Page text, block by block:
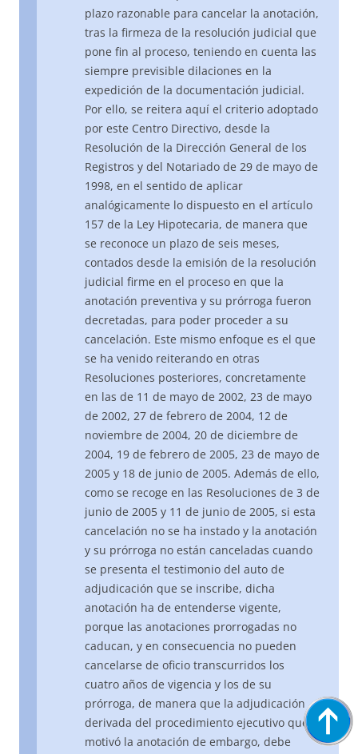
plazo razonable para cancelar la anotación,
tras la firmeza de la resolución judicial que
pone fin al proceso, teniendo en cuenta las
siempre previsible dilaciones en la
expedición de la documentación judicial.
Por ello, se reitera aquí el criterio adoptado
por este Centro Directivo, desde la
Resolución de la Dirección General de los
Registros y del Notariado de 29 de mayo de
1998, en el sentido de aplicar
analógicamente lo dispuesto en el artículo
157 de la Ley Hipotecaria, de manera que
se reconoce un plazo de seis meses,
contados desde la emisión de la resolución
judicial firme en el proceso en que la
anotación preventiva y su prórroga fueron
decretadas, para poder proceder a su
cancelación. Este mismo enfoque es el que
se ha venido reiterando en otras
Resoluciones posteriores, concretamente
en las de 11 de mayo de 2002, 23 de mayo
de 2002, 27 de febrero de 2004, 12 de
noviembre de 2004, 20 de diciembre de
2004, 19 de febrero de 2005, 23 de mayo de
2005 y 18 de junio de 2005. Además de ello,
como se recoge en las Resoluciones de 3 de
junio de 2005 y 11 de junio de 2005, si esta
cancelación no se ha instado y la anotación
y su prórroga no están canceladas cuando
se presenta el testimonio del auto de
adjudicación que se inscribe, dicha
anotación ha de entenderse vigente,
porque las anotaciones prorrogadas no
caducan, y en consecuencia no pueden
cancelarse de oficio transcurridos los
cuatro años de vigencia y los de su
prórroga, de manera que la adjudicación
derivada del procedimiento ejecutivo que
motivó la anotación de embargo, debe